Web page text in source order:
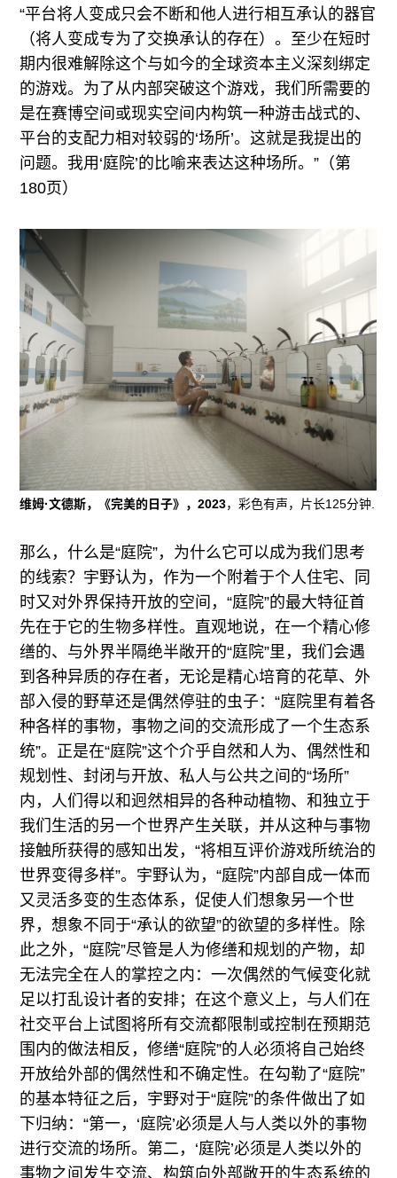
“平台将人变成只会不断和他人进行相互承认的器官
（将人变成专为了交换承认的存在）。至少在短时
期内很难解除这个与如今的全球资本主义深刻绑定
的游戏。为了从内部突破这个游戏，我们所需要的
是在赛博空间或现实空间内构筑一种游击战式的、
平台的支配力相对较弱的‘场所’。这就是我提出的
问题。我用‘庭院’的比喻来表达这种场所。”（第
180页）
维姆·文德斯，《完美的日子》，2023，彩色有声，片长125分钟.
那么，什么是“庭院”，为什么它可以成为我们思考
的线索？宇野认为，作为一个附着于个人住宅、同
时又对外界保持开放的空间，“庭院”的最大特征首
先在于它的生物多样性。直观地说，在一个精心修
缮的、与外界半隔绝半敞开的“庭院”里，我们会遇
到各种异质的存在者，无论是精心培育的花草、外
部入侵的野草还是偶然停驻的虫子：“庭院里有着各
种各样的事物，事物之间的交流形成了一个生态系
统”。正是在“庭院”这个介乎自然和人为、偶然性和
规划性、封闭与开放、私人与公共之间的“场所”
内，人们得以和迥然相异的各种动植物、和独立于
我们生活的另一个世界产生关联，并从这种与事物
接触所获得的感知出发，“将相互评价游戏所统治的
世界变得多样”。宇野认为，“庭院”内部自成一体而
又灵活多变的生态体系，促使人们想象另一个世
界，想象不同于“承认的欲望”的欲望的多样性。除
此之外，“庭院”尽管是人为修缮和规划的产物，却
无法完全在人的掌控之内：一次偶然的气候变化就
足以打乱设计者的安排；在这个意义上，与人们在
社交平台上试图将所有交流都限制或控制在预期范
围内的做法相反，修缮“庭院”的人必须将自己始终
开放给外部的偶然性和不确定性。在勾勒了“庭院”
的基本特征之后，宇野对于“庭院”的条件做出了如
下归纳：“第一，‘庭院’必须是人与人类以外的事物
进行交流的场所。第二，‘庭院’必须是人类以外的
事物之间发生交流、构筑向外部敞开的生态系统的